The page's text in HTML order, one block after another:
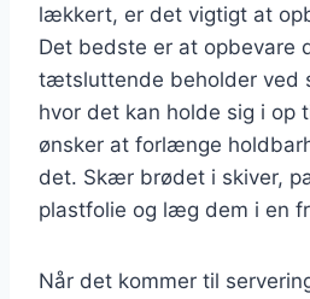
lækkert, er det vigtigt at
Det bedste er at opbevare
tætsluttende beholder ved
hvor det kan holde sig i op
ønsker at forlænge
det. Skær brødet i skiver,
plastfolie og læg dem i en
Når det kommer til